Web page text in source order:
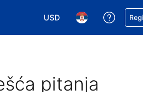
USD
Izaberite valutu. Vaša
Izaberite jezik.
pitanja